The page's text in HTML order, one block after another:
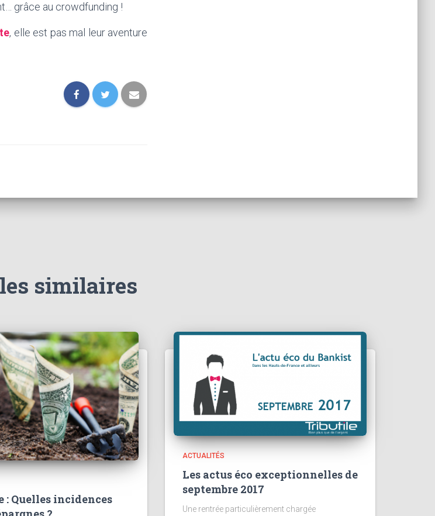
grâce au crowdfunding !
, elle est pas mal leur aventure
similaires
: Quelles incidences
ACTUALITÉS
Les actus éco exceptionnelles de
septembre 2017
Une rentrée particulièrement chargée